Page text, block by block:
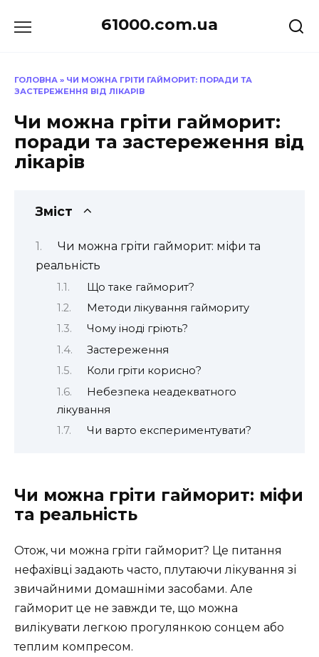
до
61000.com.ua
ГОЛОВНА » ЧИ МОЖНА ГРІТИ ГАЙМОРИТ: ПОРАДИ ТА
ЗАСТЕРЕЖЕННЯ ВІД ЛІКАРІВ
Чи можна гріти гайморит:
поради та застереження від
лікарів
Зміст
Чи можна гріти гайморит: міфи та
реальність
Що таке гайморит?
Методи лікування гаймориту
Чому іноді гріють?
Застереження
Коли гріти корисно?
Небезпека неадекватного
лікування
Чи варто експериментувати?
Чи можна гріти гайморит: міфи
та реальність
Отож, чи можна гріти гайморит? Це питання
нефахівці задають часто, плутаючи лікування зі
звичайними домашніми засобами. Але
гайморит це не завжди те, що можна
вилікувати легкою прогулянкою сонцем або
теплим компресом.